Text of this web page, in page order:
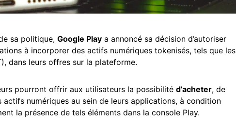
sa politique, Google Play a annoncé sa décision d’autoriser
à incorporer des actifs numériques tokenisés, tels que les
dans leurs offres sur la plateforme.
pourront offrir aux utilisateurs la possibilité d’acheter, de
actifs numériques au sein de leurs applications, à condition
la présence de tels éléments dans la console Play.